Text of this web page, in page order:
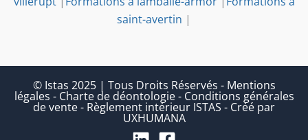
saint-avertin |
© Istas 2025 | Tous Droits Réservés - Mentions
légales - Charte de déontologie- Conditions générales
de vente- Règlement intérieur ISTAS - Créé par
UXHUMANA